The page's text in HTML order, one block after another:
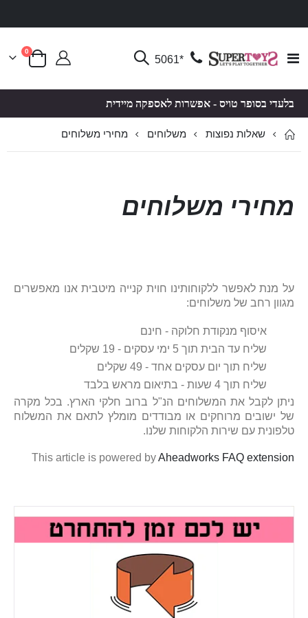
Toggle
*5061 סל קניות
0פריטים
בלעדי בסופר טויס - אפשרות לאספקה מיידית
שאלות נפוצות משלוחים מחירי משלוחים
מחירי משלוחים
על מנת לאפשר ללקוחותינו חוית קנייה מיטבית אנו מאפשרים
מגוון רחב של משלוחים:
איסוף מנקודת חלוקה - חינם
שליח עד הבית תוך 5 ימי עסקים - 19 שקלים
שליח תוך יום עסקים אחד - 49 שקלים
שליח תוך 4 שעות - בתיאום מראש בלבד
ניתן לקבל את המשלוחים הנ"ל ברוב חלקי הארץ. בכל מקרה
של ישובים מרוחקים או מבודדים מומלץ לתאם את המשלוח
טלפונית עם שירות הלקוחות שלנו.
This article is powered byAheadworks FAQ extension